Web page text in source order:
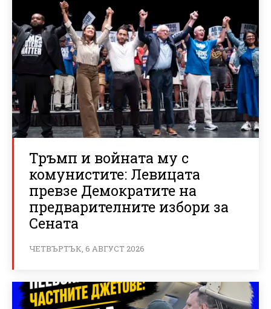
Тръмп и войната му с
комунистите: Левицата
превзе Демократите на
предварителните избори за
Сената
ЧЕТВЪРТЪК, 6 АВГУСТ 2026